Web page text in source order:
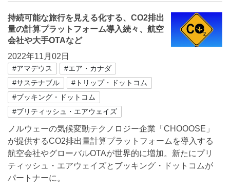
持続可能な旅行を見える化する、CO2排出
量の計算プラットフォーム導入続々、航空
会社や大手OTAなど
2022年11月02日
#アマデウス
#エア・カナダ
#サステナブル
#トリップ・ドットコム
#ブッキング・ドットコム
#ブリティッシュ・エアウェイズ
ノルウェーの気候変動テクノロジー企業「CHOOOSE」
が提供するCO2排出量計算プラットフォームを導入する
航空会社やグローバルOTAが世界的に増加。新たにプリ
ティッシュ・エアウェイズとブッキング・ドットコムが
パートナーに。